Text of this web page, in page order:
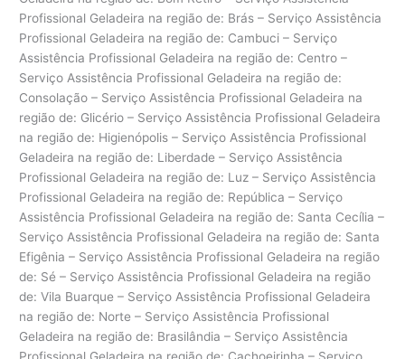
Profissional Geladeira na região de: Brás – Serviço Assistência
Profissional Geladeira na região de: Cambuci – Serviço
Assistência Profissional Geladeira na região de: Centro –
Serviço Assistência Profissional Geladeira na região de:
Consolação – Serviço Assistência Profissional Geladeira na
região de: Glicério – Serviço Assistência Profissional Geladeira
na região de: Higienópolis – Serviço Assistência Profissional
Geladeira na região de: Liberdade – Serviço Assistência
Profissional Geladeira na região de: Luz – Serviço Assistência
Profissional Geladeira na região de: República – Serviço
Assistência Profissional Geladeira na região de: Santa Cecília –
Serviço Assistência Profissional Geladeira na região de: Santa
Efigênia – Serviço Assistência Profissional Geladeira na região
de: Sé – Serviço Assistência Profissional Geladeira na região
de: Vila Buarque – Serviço Assistência Profissional Geladeira
na região de: Norte – Serviço Assistência Profissional
Geladeira na região de: Brasilândia – Serviço Assistência
Profissional Geladeira na região de: Cachoeirinha – Serviço